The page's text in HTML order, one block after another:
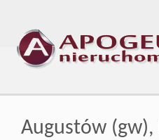
Augustów (gw),